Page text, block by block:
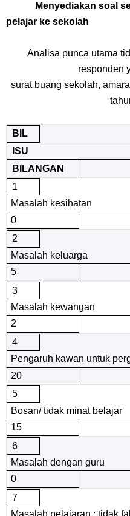
Menyediakan soal
pelajar ke sekolah
Analisa punca utama
responden
surat buang sekolah,
BIL
ISU
BILANGAN
1
Masalah kesihatan
0
2
Masalah keluarga
5
3
Masalah kewangan
2
4
Pengaruh kawan untuk
20
5
Bosan/ tidak minat belajar
15
6
Masalah dengan guru
0
7